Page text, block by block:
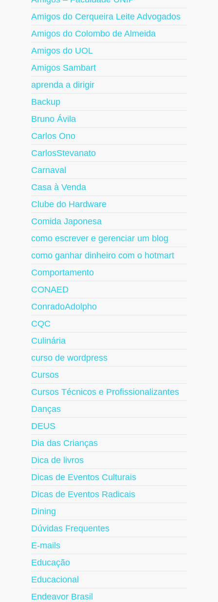
Amigos do Cerqueira Leite Advogados
Amigos do Colombo de Almeida
Amigos do UOL
Amigos Sambart
aprenda a dirigir
Backup
Bruno Ávila
Carlos Ono
CarlosStevanato
Carnaval
Casa à Venda
Clube do Hardware
Comida Japonesa
como escrever e gerenciar um blog
como ganhar dinheiro com o hotmart
Comportamento
CONAED
ConradoAdolpho
CQC
Culinária
curso de wordpress
Cursos
Cursos Técnicos e Profissionalizantes
Danças
DEUS
Dia das Crianças
Dica de livros
Dicas de Eventos Culturais
Dicas de Eventos Radicais
Dining
Dúvidas Frequentes
E-mails
Educação
Educacional
Endeavor Brasil